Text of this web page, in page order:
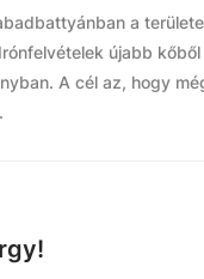
a
újabb
A cél az, hogy